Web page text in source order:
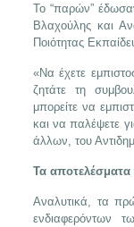
Το “παρών”
Βλαχούλης και
Ποιότητας
«Να έχετε
ζητάτε τη
μπορείτε να
και να παλέψετε
άλλων, του
Τα αποτελέσματα
Αναλυτικά, τα
ενδιαφερόντων